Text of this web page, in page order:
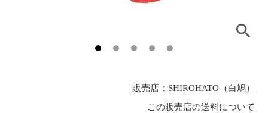
販売店：SHIROHATO（白鳩）
この販売店の送料について